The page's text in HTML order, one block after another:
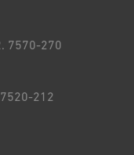
7570-270
212